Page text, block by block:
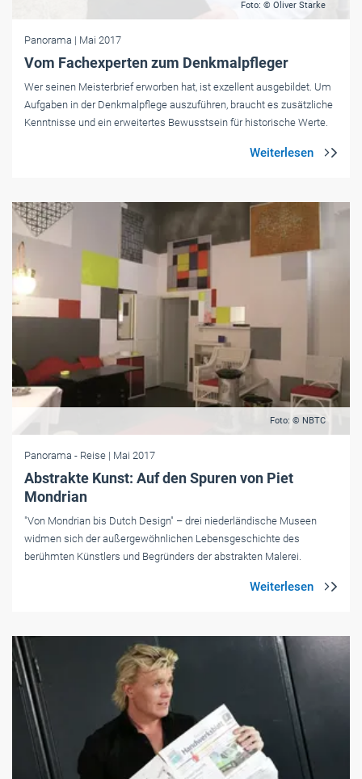
Foto: © Oliver Starke
Panorama | Mai 2017
Vom Fachexperten zum Denkmalpfleger
Wer seinen Meisterbrief erworben hat, ist exzellent ausgebildet. Um
Aufgaben in der Denkmalpflege auszuführen, braucht es zusätzliche
Kenntnisse und ein erweitertes Bewusstsein für historische Werte.
Foto: © NBTC
Panorama - Reise | Mai 2017
Abstrakte Kunst: Auf den Spuren von Piet
Mondrian
"Von Mondrian bis Dutch Design" – drei niederländische Museen
widmen sich der außergewöhnlichen Lebensgeschichte des
berühmten Künstlers und Begründers der abstrakten Malerei.